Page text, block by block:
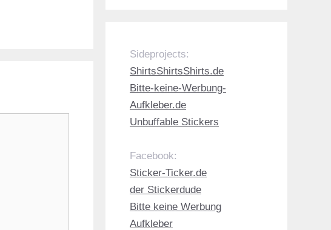
Sideprojects:
ShirtsShirtsShirts.de
Bitte-keine-Werbung-
Aufkleber.de
Unbuffable Stickers
Facebook:
Sticker-Ticker.de
der Stickerdude
Bitte keine Werbung
Aufkleber